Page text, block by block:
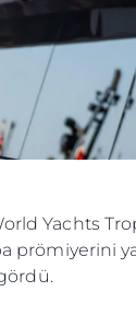
Yachts
prömiyerini